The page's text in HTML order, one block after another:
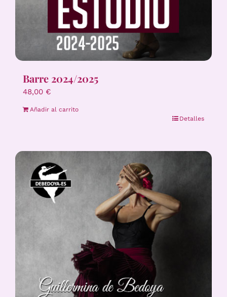
Barre 2024/2025
48,00 €
Añadir al carrito
Detalles